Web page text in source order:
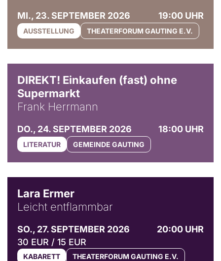
MI., 23. SEPTEMBER 2026 19:00 UHR
AUSSTELLUNG THEATERFORUM GAUTING E.V.
DIREKT! Einkaufen (fast) ohne
Supermarkt
Frank Herrmann
DO., 24. SEPTEMBER 2026 18:00 UHR
LITERATUR GEMEINDE GAUTING
Lara Ermer
Leicht entflammbar
SO., 27. SEPTEMBER 2026
20:00 UHR
30 EUR / 15 EUR
KABARETT THEATERFORUM GAUTING E.V.